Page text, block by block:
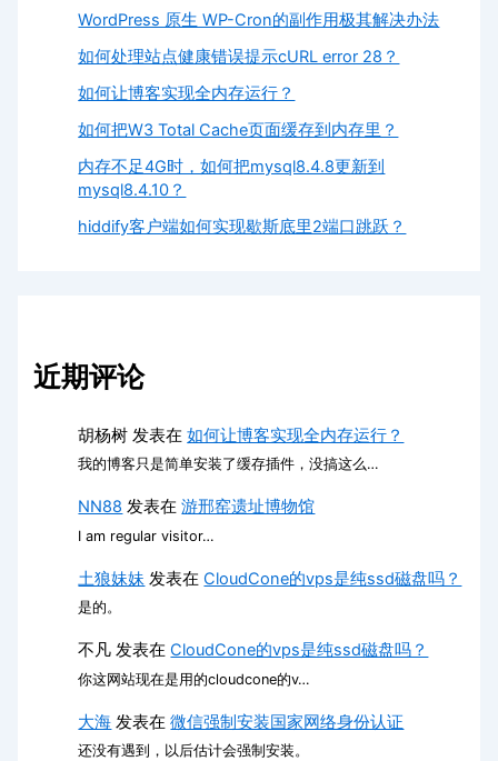
WordPress 原生 WP-Cron的副作用极其解决办法
如何处理站点健康错误提示cURL error 28？
如何让博客实现全内存运行？
如何把W3 Total Cache页面缓存到内存里？
内存不足4G时，如何把mysql8.4.8更新到
mysql8.4.10？
hiddify客户端如何实现歇斯底里2端口跳跃？
近期评论
胡杨树 发表在如何让博客实现全内存运行？
我的博客只是简单安装了缓存插件，没搞这么…
NN88 发表在游邢窑遗址博物馆
I am regular visitor…
土狼妹妹 发表在CloudCone的vps是纯ssd磁盘吗？
是的。
不凡 发表在CloudCone的vps是纯ssd磁盘吗？
你这网站现在是用的cloudcone的v…
大海 发表在微信强制安装国家网络身份认证
还没有遇到，以后估计会强制安装。